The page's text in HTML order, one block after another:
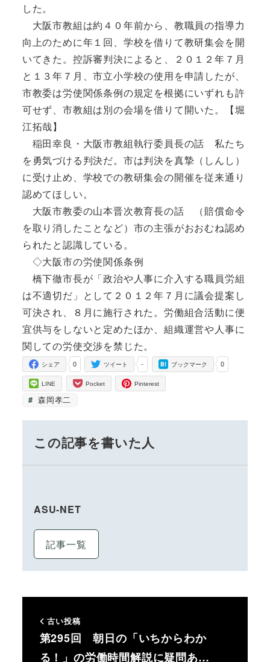
した。
大阪市教組は約４０年前から、教職員の指導力
向上のために年１回、学校を借りて教研集会を開
いてきた。控訴審判決によると、２０１２年７月
と１３年７月、市立小学校の使用を申請したが、
市教委は労使関係条例の規定を根拠にいずれも許
可せず、市教組は別の会場を借りて開いた。【堀
江拓哉】
稲田幸良・大阪市教組執行委員長の話 私たち
を勇気づける判決だ。市は判決を真摯（しんし）
に受け止め、学校での教研集会の開催を従来通り
認めてほしい。
大阪市教委の山本晋次教育長の話 （賠償命令
を取り消したことなど）市の主張がおおむね認め
られたと認識している。
◇大阪市の労使関係条例
橋下徹市長が「政治や人事に介入する職員労組
は不適切だ」として２０１２年７月に議会提案し
可決され、８月に施行された。労働組合活動に便
宜供与をしないと定めたほか、組織運営や人事に
関しての労使交渉を禁じた。
0
シェア -
ツイート 0
ブックマーク
LINE Pocket Pinterest
森岡孝二
この記事を書いた人
ASU-NET
記事一覧
古い投稿
第295回 朝日の「いちからわか
る！」の労働時間解説に疑問あ…